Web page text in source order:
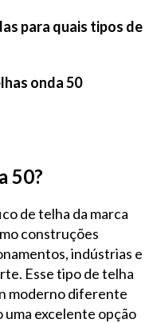
para quais tipos de
onda 50
50?
de telha da marca
construções
indústrias e
Esse tipo de telha
moderno diferente
uma excelente opção